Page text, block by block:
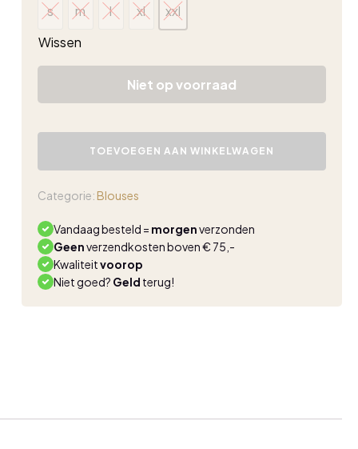
s
s
m
m
l
l
xl
xl
xxl
xxl
Wissen
Niet op voorraad
Triple
silva
aantal
TOEVOEGEN AAN WINKELWAGEN
Categorie: Blouses
Vandaag besteld = morgenverzonden
Geenverzendkosten boven € 75,-
Kwaliteitvoorop
Niet goed? Geld terug!